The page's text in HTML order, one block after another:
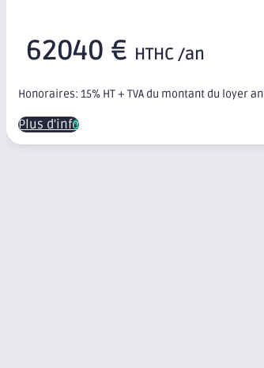
62040 € HTHC /an
Honoraires: 15% HT + TVA du montant du loyer
Plus d'infos